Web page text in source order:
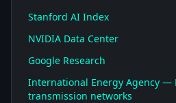
Stanford AI Index
NVIDIA Data Center
Google Research
International Energy Agency —
transmission networks